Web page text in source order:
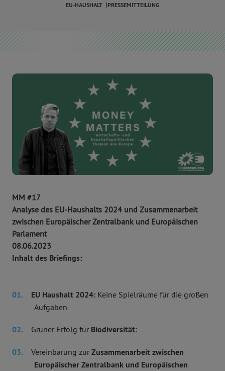
EU-HAUSHALT PRESSEMITTEILUNG
MM #17
Analyse des EU-Haushalts 2024 und Zusammenarbeit
zwischen Europäischer Zentralbank und Europäischen
Parlament
08.06.2023
Inhalt des Briefings:
EU Haushalt 2024: Keine Spielräume für die großen
Aufgaben
Grüner Erfolg für Biodiversität:
Vereinbarung zur Zusammenarbeit zwischen
Europäischer Zentralbank und Europäischen